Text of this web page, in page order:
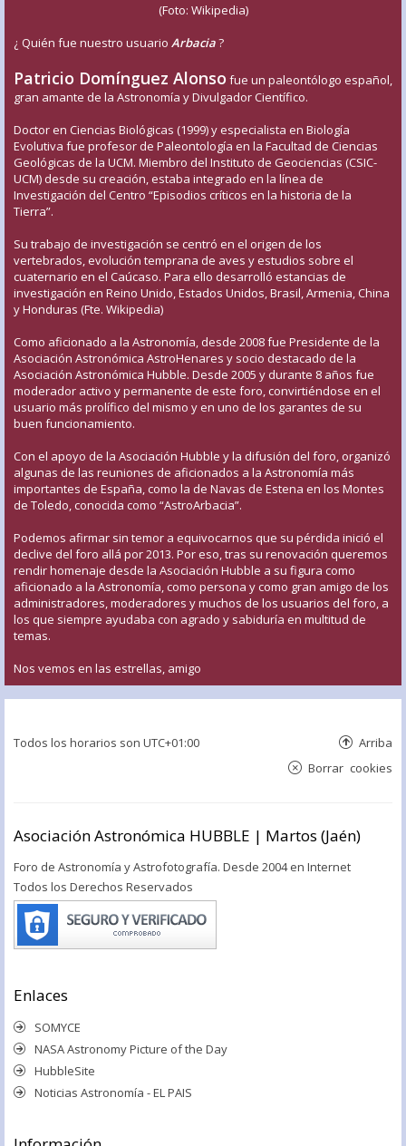
(Foto: Wikipedia)
¿ Quién fue nuestro usuario Arbacia?
Patricio Domínguez Alonso fue un paleontólogo español,
gran amante de la Astronomía y Divulgador Científico.
Doctor en Ciencias Biológicas (1999) y especialista en Biología
Evolutiva fue profesor de Paleontología en la Facultad de Ciencias
Geológicas de la UCM. Miembro del Instituto de Geociencias (CSIC-
UCM) desde su creación, estaba integrado en la línea de
Investigación del Centro “Episodios críticos en la historia de la
Tierra”.
Su trabajo de investigación se centró en el origen de los
vertebrados, evolución temprana de aves y estudios sobre el
cuaternario en el Caúcaso. Para ello desarrolló estancias de
investigación en Reino Unido, Estados Unidos, Brasil, Armenia, China
y Honduras (Fte. Wikipedia)
Como aficionado a la Astronomía, desde 2008 fue Presidente de la
Asociación Astronómica AstroHenares y socio destacado de la
Asociación Astronómica Hubble. Desde 2005 y durante 8 años fue
moderador activo y permanente de este foro, convirtiéndose en el
usuario más prolífico del mismo y en uno de los garantes de su
buen funcionamiento.
Con el apoyo de la Asociación Hubble y la difusión del foro, organizó
algunas de las reuniones de aficionados a la Astronomía más
importantes de España, como la de Navas de Estena en los Montes
de Toledo, conocida como “AstroArbacia”.
Podemos afirmar sin temor a equivocarnos que su pérdida inició el
declive del foro allá por 2013. Por eso, tras su renovación queremos
rendir homenaje desde la Asociación Hubble a su figura como
aficionado a la Astronomía, como persona y como gran amigo de los
administradores, moderadores y muchos de los usuarios del foro, a
los que siempre ayudaba con agrado y sabiduría en multitud de
temas.
Nos vemos en las estrellas, amigo
Todos los horarios son UTC+01:00 Arriba
Borrar cookies
Asociación Astronómica HUBBLE | Martos (Jaén)
Foro de Astronomía y Astrofotografía. Desde 2004 en Internet
Todos los Derechos Reservados
Enlaces
SOMYCE
NASA Astronomy Picture of the Day
HubbleSite
Noticias Astronomía - EL PAIS